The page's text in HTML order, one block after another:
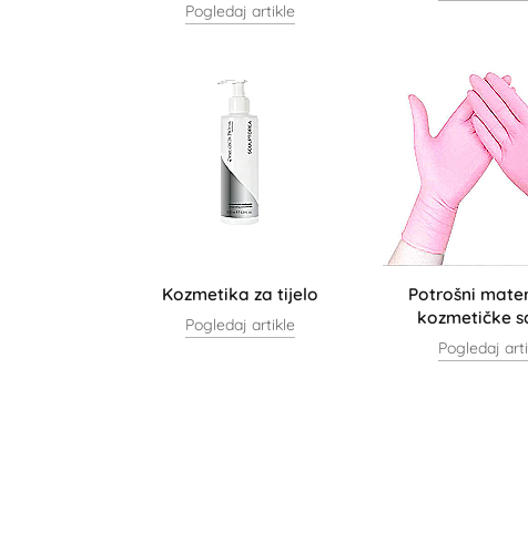
Pogledaj artikle
Kozmetika za tijelo
Pogledaj artikle
Potrošni
kozmetičke
Pogledaj